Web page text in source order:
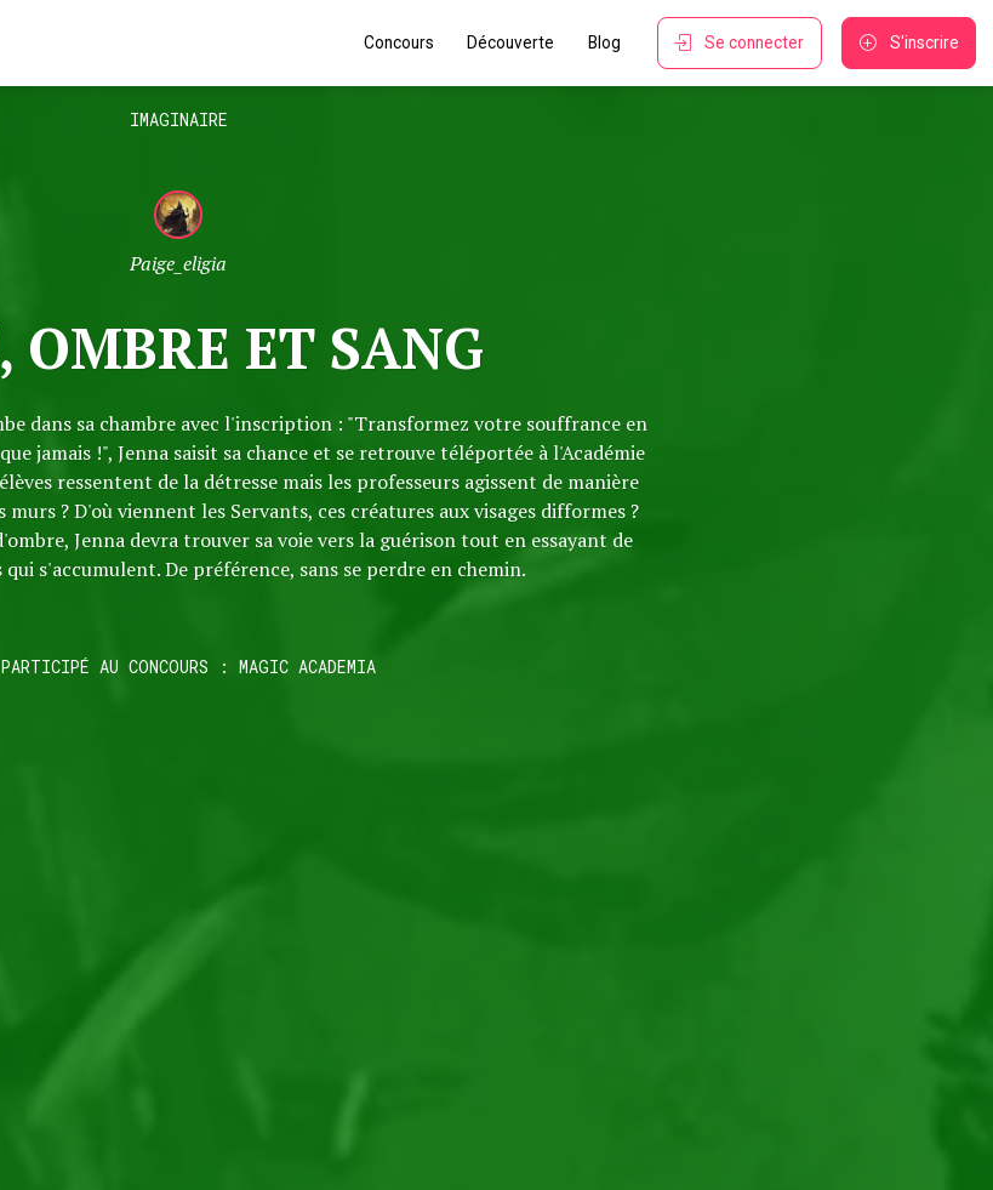
Concours Découverte Blog S'inscrire
Se connecter
IMAGINAIRE
Paige_eligia
OMBRE ET SANG
dans sa chambre avec l'inscription : "Transformez votre souffrance en
jamais !", Jenna saisit sa chance et se retrouve téléportée à l'Académie
ressentent de la détresse mais les professeurs agissent de manière
? D'où viennent les Servants, ces créatures aux visages difformes ?
Jenna devra trouver sa voie vers la guérison tout en essayant de
s'accumulent. De préférence, sans se perdre en chemin.
AU CONCOURS : MAGIC ACADEMIA